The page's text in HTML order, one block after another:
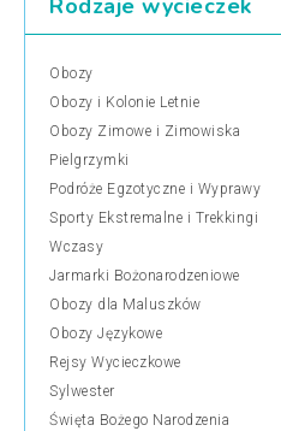
Rodzaje wycieczek
Obozy
Obozy i Kolonie Letnie
Obozy Zimowe i Zimowiska
Pielgrzymki
Podróże Egzotyczne i Wyprawy
Sporty Ekstremalne i Trekkingi
Wczasy
Jarmarki Bożonarodzeniowe
Obozy dla Maluszków
Obozy Językowe
Rejsy Wycieczkowe
Sylwester
Święta Bożego Narodzenia